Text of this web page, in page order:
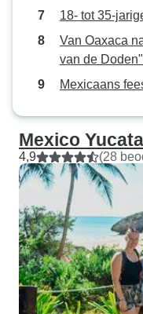
18- tot 35-
Van Oaxaca
van de
Mexicaans
Mexico
4,9 (28